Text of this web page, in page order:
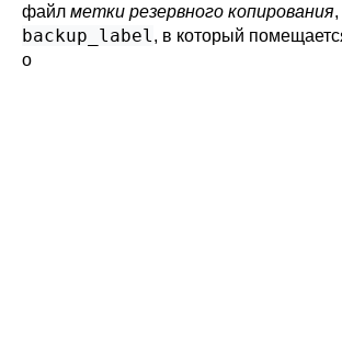
файл метки резервного копирования
backup_label, в который
о